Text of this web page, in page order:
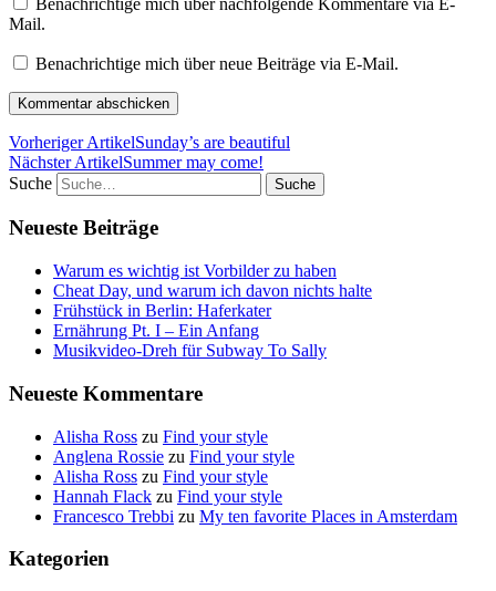
Mail.
Benachrichtige mich über neue Beiträge via E-Mail.
Vorheriger ArtikelSunday’s are beautiful
Nächster ArtikelSummer may come!
Suche
Neueste Beiträge
Warum es wichtig ist Vorbilder zu haben
Cheat Day, und warum ich davon nichts halte
Frühstück in Berlin: Haferkater
Ernährung Pt. I – Ein Anfang
Musikvideo-Dreh für Subway To Sally
Neueste Kommentare
Alisha Ross zu Find your style
Anglena Rossie zu Find your style
Alisha Ross zu Find your style
Hannah Flack zu Find your style
Francesco Trebbi zu My ten favorite Places in Amsterdam
Kategorien